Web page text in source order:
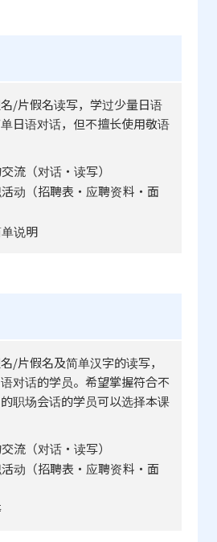
/片假名读写，学过少量日语
日语对话，但不擅长使用敬语
流（对话・读写）
动（招聘表・应聘资料・面
说明
/片假名及简单汉字的读写，
对话的学员。希望掌握符合不
职场会话的学员可以选择本课
流（对话・读写）
动（招聘表・应聘资料・面